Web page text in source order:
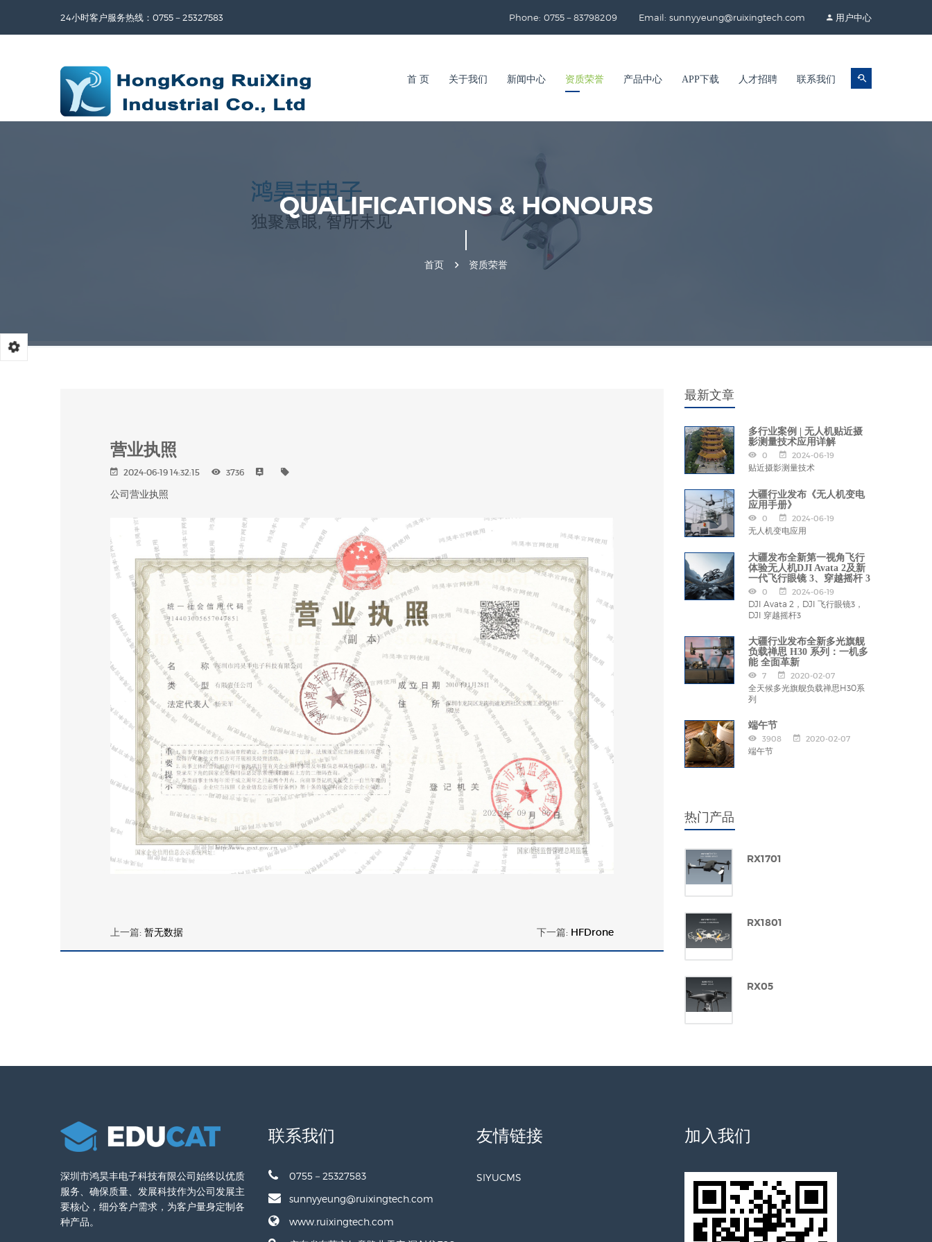
24小时客户服务热线：0755－25327583 Phone: 0755－83798209 Email: sunnyyeung@ruixingtech.com 用户中心
首 页 关于我们 新闻中心 资质荣誉 产品中心 APP下载 人才招聘 联系我们
QUALIFICATIONS & HONOURS
首页 资质荣誉
营业执照
2024-06-19 14:32:15 3736
公司营业执照
上一篇: 暂无数据 下一篇: HFDrone
最新文章
多行业案例 | 无人机贴近摄
影测量技术应用详解
0 2024-06-19
贴近摄影测量技术
大疆行业发布《无人机变电
应用手册》
0 2024-06-19
无人机变电应用
大疆发布全新第一视角飞行
体验无人机DJI Avata 2及新
一代飞行眼镜 3、穿越摇杆 3
0 2024-06-19
DJI Avata 2，DJI 飞行眼镜3，
DJI 穿越摇杆3
大疆行业发布全新多光旗舰
负载禅思 H30 系列：一机多
能 全面革新
7 2020-02-07
全天候多光旗舰负载禅思H30系
列
端午节
3908 2020-02-07
端午节
热门产品
RX1701
RX1801
RX05
深圳市鸿昊丰电子科技有限公司始终以优质
服务、确保质量、发展科技作为公司发展主
要核心，细分客户需求，为客户量身定制各
种产品。
联系我们
0755－25327583
sunnyyeung@ruixingtech.com
www.ruixingtech.com
友情链接
SIYUCMS
加入我们